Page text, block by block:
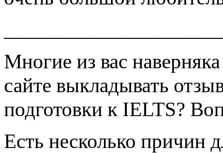
Многие из вас
сайте выкладывать
подготовки к IELTS?
Есть несколько причин